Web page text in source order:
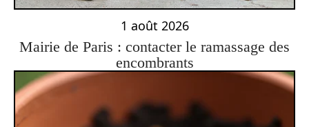
1 août 2026
Mairie de Paris : contacter le ramassage des
encombrants